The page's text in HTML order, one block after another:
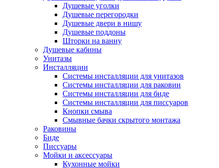
Душевые уголки
Душевые перегородки
Душевые двери в нишу
Душевые поддоны
Шторки на ванну
Душевые кабины
Унитазы
Инсталляции
Системы инсталляции для унитазов
Системы инсталляции для раковин
Системы инсталляции для биде
Системы инсталляции для писсуаров
Кнопки смыва
Смывные бачки скрытого монтажа
Раковины
Биде
Писсуары
Мойки и аксессуары
Кухонные мойки